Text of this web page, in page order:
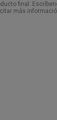
final.
más